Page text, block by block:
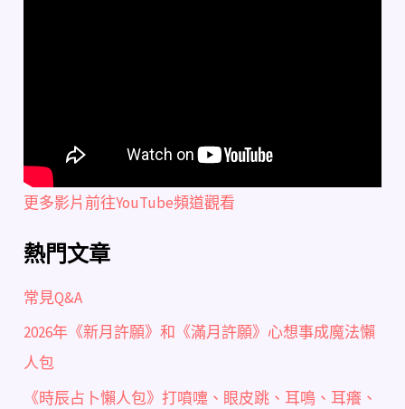
更多影片前往YouTube頻道觀看
熱門文章
常見Q&A
2026年《新月許願》和《滿月許願》心想事成魔法懶
人包
《時辰占卜懶人包》打噴嚏、眼皮跳、耳鳴、耳癢、